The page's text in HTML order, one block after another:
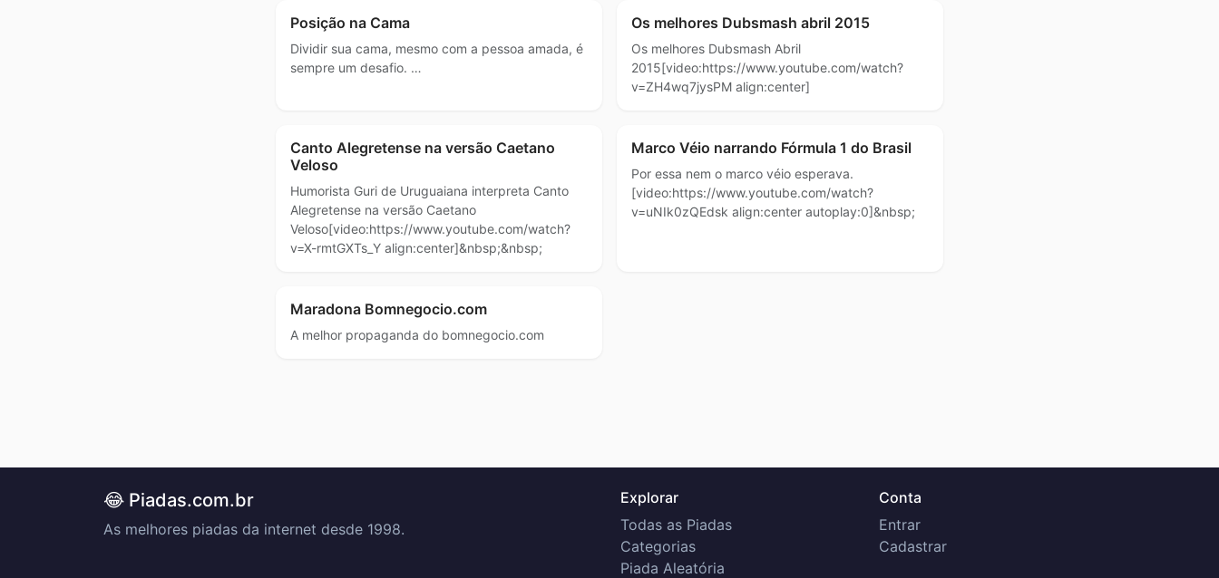
Posição na Cama
Dividir sua cama, mesmo com a pessoa amada, é
sempre um desafio. …
Os melhores Dubsmash abril 2015
Os melhores Dubsmash Abril
2015[video:https://www.youtube.com/watch?
v=ZH4wq7jysPM align:center]
Canto Alegretense na versão Caetano
Veloso
Humorista Guri de Uruguaiana interpreta Canto
Alegretense na versão Caetano
Veloso[video:https://www.youtube.com/watch?
v=X-rmtGXTs_Y align:center]&nbsp;&nbsp;
Marco Véio narrando Fórmula 1 do Brasil
Por essa nem o marco véio esperava.
[video:https://www.youtube.com/watch?
v=uNIk0zQEdsk align:center autoplay:0]&nbsp;
Maradona Bomnegocio.com
A melhor propaganda do bomnegocio.com
😂 Piadas.com.br
As melhores piadas da internet desde 1998.
Explorar
Todas as Piadas
Categorias
Piada Aleatória
Conta
Entrar
Cadastrar